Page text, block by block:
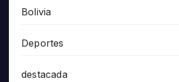
Bolivia
Deportes
destacada